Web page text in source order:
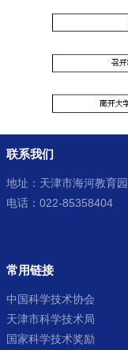
联系我们
地址：天津市海河教育
电话：022-85358404
常用链接
中国科学技术协会
天津市科学技术局
国家科学技术奖励